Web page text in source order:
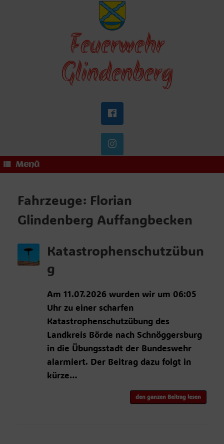
Feuerwehr
Glindenberg
Menü
Fahrzeuge: Florian
Glindenberg Auffangbecken
Katastrophenschutzübun
g
Am 11.07.2026 wurden wir um 06:05
Uhr zu einer scharfen
Katastrophenschutzübung des
Landkreis Börde nach Schnöggersburg
in die Übungsstadt der Bundeswehr
alarmiert. Der Beitrag dazu folgt in
kürze…
den ganzen Beitrag lesen